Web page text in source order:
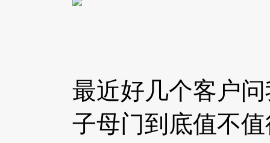
最近好几个客户
子母门到底值不